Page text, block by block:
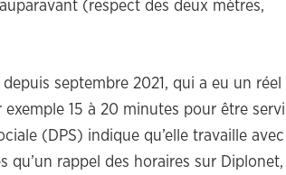
(respect des deux mètres,
septembre 2021, qui a eu un réel
15 à 20 minutes pour être servi
(DPS) indique qu’elle travaille avec
qu’un rappel des horaires sur Diplonet,